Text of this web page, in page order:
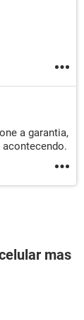
a garantia,
mas